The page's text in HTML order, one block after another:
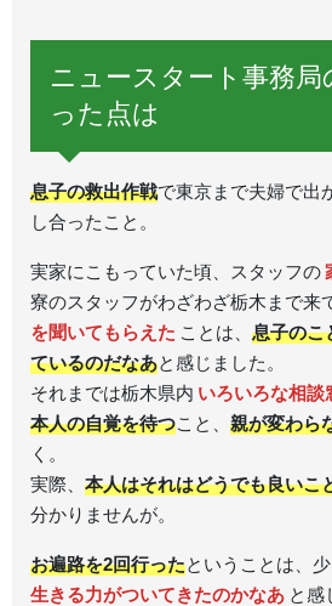
ニュースタート事務局
った点は
息子の救出作戦で東京まで夫婦で出
し合ったこと。
実家にこもっていた頃、スタッフの
寮のスタッフがわざわざ栃木まで来
を聞いてもらえた ことは、 息子のこ
ているのだなあと感じました。
それまでは栃木県内 いろいろな相談
本人の自覚を待つこと、 親が変わら
く。
実際、 本人はそれはどうでも良いこ
分かりませんが。
お遍路を2回行ったということは、
生きる力がついてきたのかなあ と感